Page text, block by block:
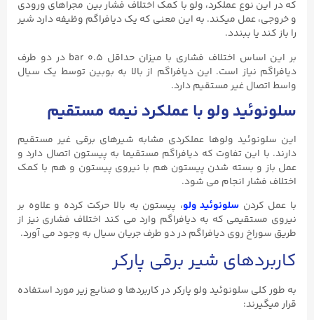
که در این نوع عملکرد، ولو با کمک اختلاف فشار بین مجراهای ورودی
و خروجی، عمل میکند. به این معنی که یک دیافراگم وظیفه دارد شیر
را باز کند یا ببندد.
بر این اساس اختلاف فشاری با میزان حداقل ۰.۵ bar در دو طرف
دیافراگم نیاز است. این دیافراگم از بالا به بوبین توسط یک سیال
واسط اتصال غیر مستقیم دارد.
سلونوئید ولو با عملکرد نیمه مستقیم
این سلونوئید ولوها عملکردی مشابه شیرهای برقی غیر مستقیم
دارند. با این تفاوت که دیافراگم مستقیما به پیستون اتصال دارد و
عمل باز و بسته شدن پیستون هم با نیروی پیستون و هم با کمک
اختلاف فشار انجام می شود.
با عمل کردن سلونوئید ولو، پیستون به بالا حرکت کرده و علاوه بر
نیروی مستقیمی که به دیافراگم وارد می کند اختلاف فشاری نیز از
طریق سوراخ روی دیافراگم در دو طرف جریان سیال به وجود می آورد.
کاربردهای شیر برقی پارکر
به طور کلی سلونوئید ولو پارکر در کاربردها و صنایع زیر مورد استفاده
قرار میگیرند: